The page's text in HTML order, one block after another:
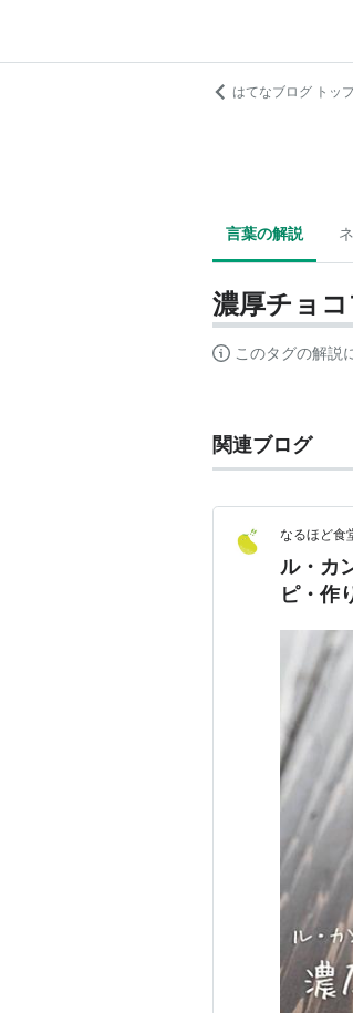
はてなブログ トッ
言葉の解説
濃厚チョ
このタグの解説
関連ブログ
なるほど食
ル・カ
ピ・作